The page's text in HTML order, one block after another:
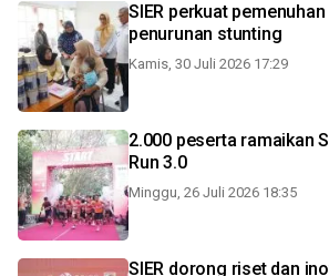
SIER perkuat
penurunan stunting
Kamis, 30 Juli 2026 17:29
2.000 peserta ramaikan
Run 3.0
Minggu, 26 Juli 2026 18:35
SIER dorong riset dan